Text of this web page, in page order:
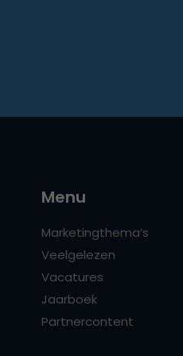
Menu
Marketingthema’s
Veelgelezen
Vacatures
Jaarboek
Partnercontent